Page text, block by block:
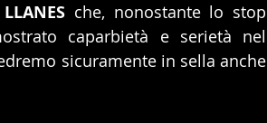
che, nonostante lo stop
caparbietà e serietà nel
sicuramente in sella anche